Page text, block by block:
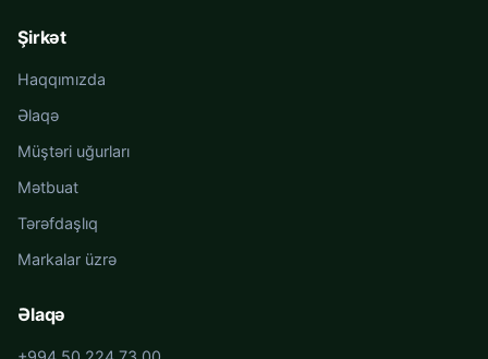
Şirkət
Haqqımızda
Əlaqə
Müştəri uğurları
Mətbuat
Tərəfdaşlıq
Markalar üzrə
Əlaqə